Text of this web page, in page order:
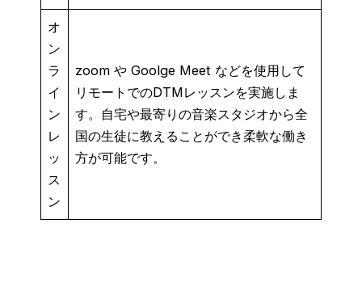
オ
ン
ラ
イ
ン
レ
ッ
ス
ン
zoom や Goolge Meet などを使用して
リモートでのDTMレッスンを実施しま
す。自宅や最寄りの音楽スタジオから全
国の生徒に教えることができ柔軟な働き
方が可能です。